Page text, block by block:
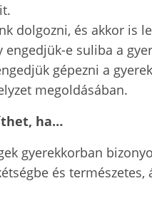
dolgozni, és akkor is
engedjük-e suliba a
gépezni a
megoldásában.
ha…
gyerekkorban
és